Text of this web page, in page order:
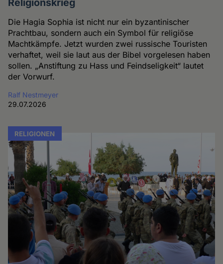
Religionskrieg
Die Hagia Sophia ist nicht nur ein byzantinischer
Prachtbau, sondern auch ein Symbol für religiöse
Machtkämpfe. Jetzt wurden zwei russische Touristen
verhaftet, weil sie laut aus der Bibel vorgelesen haben
sollen. „Anstiftung zu Hass und Feindseligkeit“ lautet
der Vorwurf.
Ralf Nestmeyer
29.07.2026
RELIGIONEN